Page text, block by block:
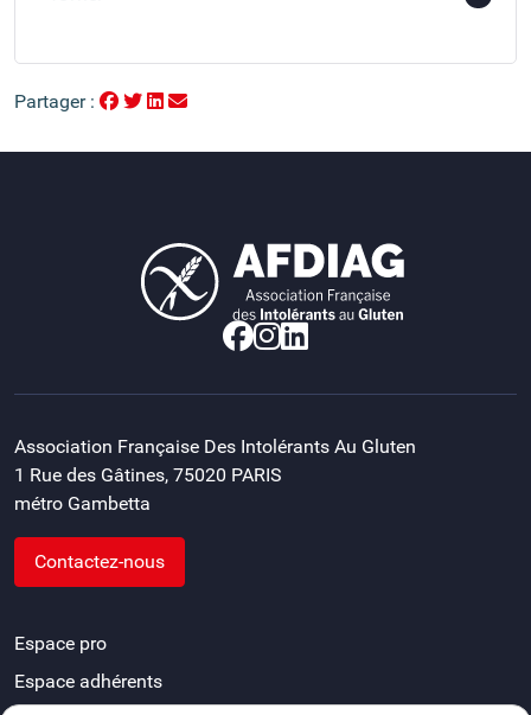
Partager :
Association Française Des Intolérants Au Gluten
1 Rue des Gâtines, 75020 PARIS
métro Gambetta
Contactez-nous
Espace pro
Espace adhérents